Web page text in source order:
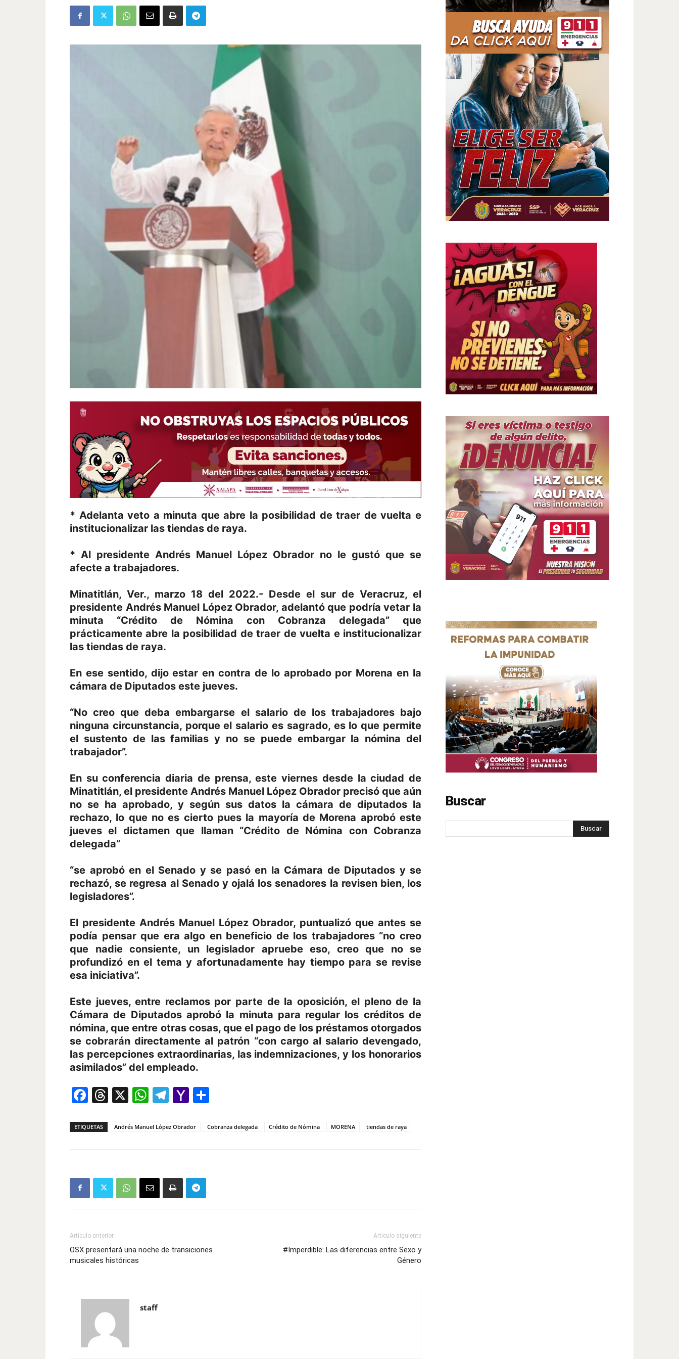
* Adelanta veto a minuta que abre la posibilidad de traer de vuelta e
institucionalizar las tiendas de raya.
* Al presidente Andrés Manuel López Obrador no le gustó que se
afecte a trabajadores.
Minatitlán, Ver., marzo 18 del 2022.- Desde el sur de Veracruz, el
presidente Andrés Manuel López Obrador, adelantó que podría vetar la
minuta “Crédito de Nómina con Cobranza delegada” que
prácticamente abre la posibilidad de traer de vuelta e institucionalizar
las tiendas de raya.
En ese sentido, dijo estar en contra de lo aprobado por Morena en la
cámara de Diputados este jueves.
“No creo que deba embargarse el salario de los trabajadores bajo
ninguna circunstancia, porque el salario es sagrado, es lo que permite
el sustento de las familias y no se puede embargar la nómina del
trabajador”.
En su conferencia diaria de prensa, este viernes desde la ciudad de
Minatitlán, el presidente Andrés Manuel López Obrador precisó que aún
no se ha aprobado, y según sus datos la cámara de diputados la
rechazo, lo que no es cierto pues la mayoría de Morena aprobó este
jueves el dictamen que llaman “Crédito de Nómina con Cobranza
delegada”
“se aprobó en el Senado y se pasó en la Cámara de Diputados y se
rechazó, se regresa al Senado y ojalá los senadores la revisen bien, los
legisladores”.
El presidente Andrés Manuel López Obrador, puntualizó que antes se
podía pensar que era algo en beneficio de los trabajadores “no creo
que nadie consiente, un legislador apruebe eso, creo que no se
profundizó en el tema y afortunadamente hay tiempo para se revise
esa iniciativa”.
Este jueves, entre reclamos por parte de la oposición, el pleno de la
Cámara de Diputados aprobó la minuta para regular los créditos de
nómina, que entre otras cosas, que el pago de los préstamos otorgados
se cobrarán directamente al patrón “con cargo al salario devengado,
las percepciones extraordinarias, las indemnizaciones, y los honorarios
asimilados” del empleado.
Facebook
Threads
X WhatsApp
Telegram
Yahoo
ETIQUETAS Andrés Manuel López Obrador Cobranza delegada Crédito de Nómina MORENA tiendas de raya
Artículo anterior
OSX presentará una noche de transiciones
musicales históricas
Artículo siguiente
#Imperdible: Las diferencias entre Sexo y
Género
staff
Buscar